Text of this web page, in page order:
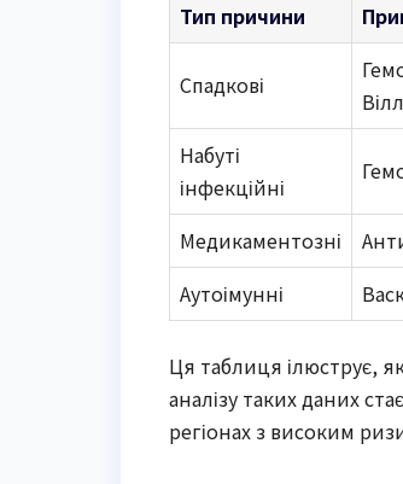
Тип причини
Спадкові
Набуті
інфекційні
Медикаментозні
Аутоімунні
Ця таблиця ілюструє,
аналізу таких даних
регіонах з високим